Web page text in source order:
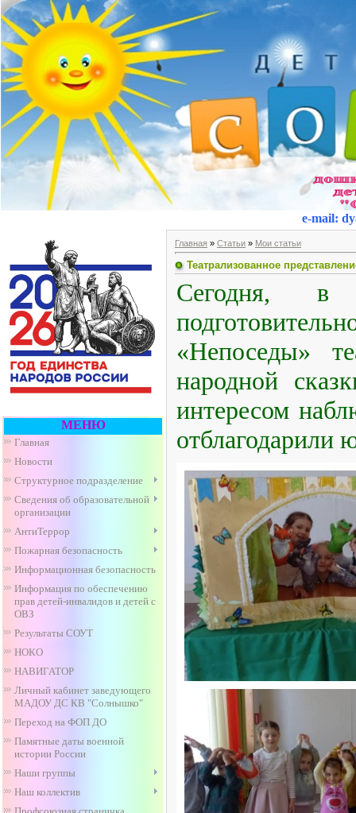
e-mail:
МЕНЮ
Главная
Новости
Структурное подразделение
Сведения об образовательной
организации
АнтиТеррор
Пожарная безопасность
Информационная безопасность
Информация по обеспечению
прав детей-инвалидов и детей с
ОВЗ
Результаты СОУТ
НОКО
НАВИГАТОР
Личный кабинет заведующего
МАДОУ ДС КВ "Солнышко"
Переход на ФОП ДО
Памятные даты военной
истории России
Наши группы
Наш коллектив
Главная » Статьи » Мои статьи
Театрализованное
Сегодня, в
«Непоседы»
народной
интересом
отблагодарили